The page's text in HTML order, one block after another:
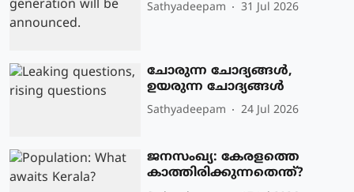
Sathyadeepam 31 Jul 2026
ചോരുന്ന ചോദ്യങ്ങൾ,
ഉയരുന്ന ചോദ്യങ്ങൾ
Sathyadeepam 24 Jul 2026
ജനസംഖ്യ: കേരളത്തെ
കാത്തിരിക്കുന്നതെന്ത്?